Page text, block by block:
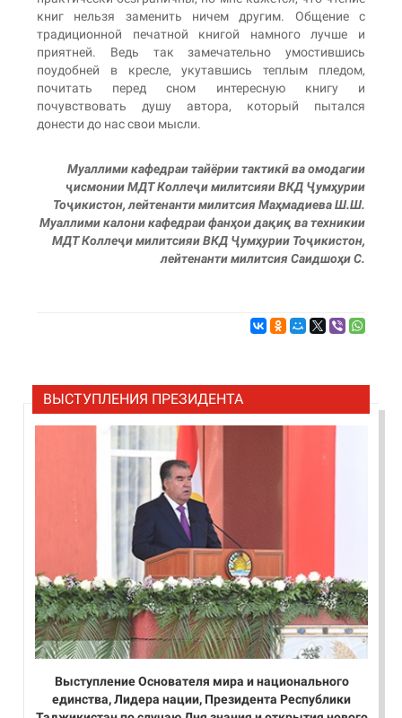
книг нельзя заменить ничем другим. Общение с
традиционной печатной книгой намного лучше и
приятней. Ведь так замечательно умостившись
поудобней в кресле, укутавшись теплым пледом,
почитать перед сном интересную книгу и
почувствовать душу автора, который пытался
донести до нас свои мысли.
Муаллими кафедраи тайёрии тактикӣ ва омодагии
ҷисмонии МДТ Коллеҷи милитсияи ВКД Ҷумҳурии
Тоҷикистон, лейтенанти милитсия Маҳмадиева Ш.Ш.
Муаллими калони кафедраи фанҳои дақиқ ва техникии
МДТ Коллеҷи милитсияи ВКД Ҷумҳурии Тоҷикистон,
лейтенанти милитсия Саидшоҳи С.
ВЫСТУПЛЕНИЯ ПРЕЗИДЕНТА
Выступление Основателя мира и национального
единства, Лидера нации, Президента Республики